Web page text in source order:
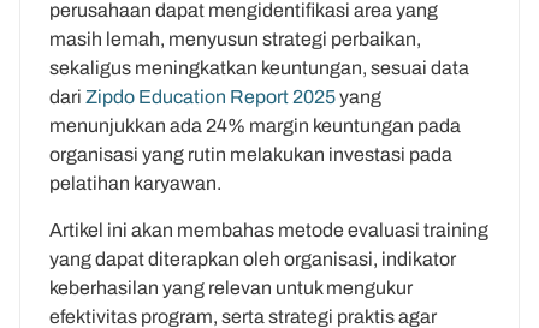
perusahaan dapat mengidentifikasi area yang
masih lemah, menyusun strategi perbaikan,
sekaligus meningkatkan keuntungan, sesuai data
dari Zipdo Education Report 2025yang
menunjukkan ada 24% margin keuntungan pada
organisasi yang rutin melakukan investasi pada
pelatihan karyawan.
Artikel ini akan membahas metode evaluasi training
yang dapat diterapkan oleh organisasi, indikator
keberhasilan yang relevan untuk mengukur
efektivitas program, serta strategi praktis agar